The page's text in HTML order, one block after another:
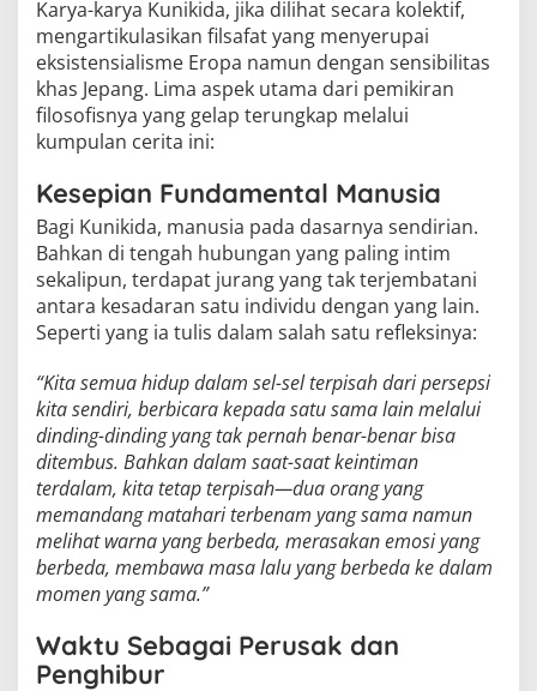
Karya-karya Kunikida, jika dilihat secara kolektif,
mengartikulasikan filsafat yang menyerupai
eksistensialisme Eropa namun dengan sensibilitas
khas Jepang. Lima aspek utama dari pemikiran
filosofisnya yang gelap terungkap melalui
kumpulan cerita ini:
Kesepian Fundamental Manusia
Bagi Kunikida, manusia pada dasarnya sendirian.
Bahkan di tengah hubungan yang paling intim
sekalipun, terdapat jurang yang tak terjembatani
antara kesadaran satu individu dengan yang lain.
Seperti yang ia tulis dalam salah satu refleksinya:
“Kita semua hidup dalam sel-sel terpisah dari persepsi
kita sendiri, berbicara kepada satu sama lain melalui
dinding-dinding yang tak pernah benar-benar bisa
ditembus. Bahkan dalam saat-saat keintiman
terdalam, kita tetap terpisah—dua orang yang
memandang matahari terbenam yang sama namun
melihat warna yang berbeda, merasakan emosi yang
berbeda, membawa masa lalu yang berbeda ke dalam
momen yang sama.”
Waktu Sebagai Perusak dan
Penghibur